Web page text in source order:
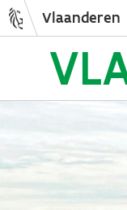
Vlaanderen